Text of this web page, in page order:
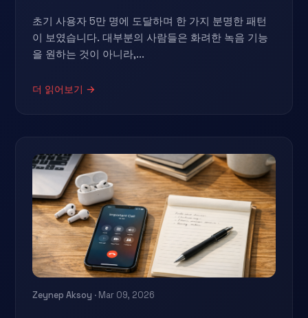
초기 사용자 5만 명에 도달하며 한 가지 분명한 패턴
이 보였습니다. 대부분의 사람들은 화려한 녹음 기능
을 원하는 것이 아니라,...
더 읽어보기 →
Zeynep Aksoy · Mar 09, 2026